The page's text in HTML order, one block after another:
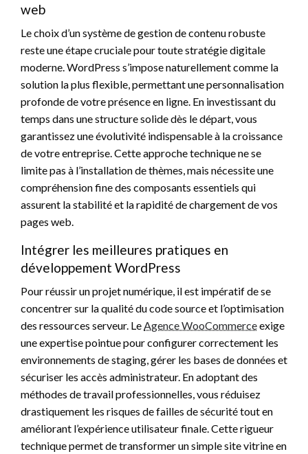
web
Le choix d’un système de gestion de contenu robuste
reste une étape cruciale pour toute stratégie digitale
moderne. WordPress s’impose naturellement comme la
solution la plus flexible, permettant une personnalisation
profonde de votre présence en ligne. En investissant du
temps dans une structure solide dès le départ, vous
garantissez une évolutivité indispensable à la croissance
de votre entreprise. Cette approche technique ne se
limite pas à l’installation de thèmes, mais nécessite une
compréhension fine des composants essentiels qui
assurent la stabilité et la rapidité de chargement de vos
pages web.
Intégrer les meilleures pratiques en
développement WordPress
Pour réussir un projet numérique, il est impératif de se
concentrer sur la qualité du code source et l’optimisation
des ressources serveur. Le Agence WooCommerceexige
une expertise pointue pour configurer correctement les
environnements de staging, gérer les bases de données et
sécuriser les accès administrateur. En adoptant des
méthodes de travail professionnelles, vous réduisez
drastiquement les risques de failles de sécurité tout en
améliorant l’expérience utilisateur finale. Cette rigueur
technique permet de transformer un simple site vitrine en